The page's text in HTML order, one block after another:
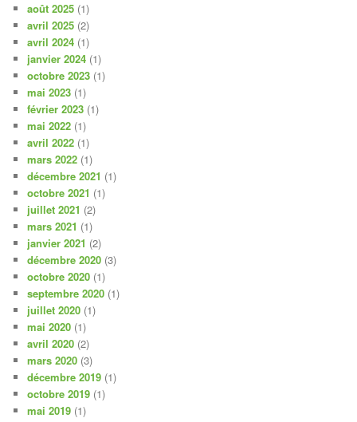
août 2025 (1)
avril 2025 (2)
avril 2024 (1)
janvier 2024 (1)
octobre 2023 (1)
mai 2023 (1)
février 2023 (1)
mai 2022 (1)
avril 2022 (1)
mars 2022 (1)
décembre 2021 (1)
octobre 2021 (1)
juillet 2021 (2)
mars 2021 (1)
janvier 2021 (2)
décembre 2020 (3)
octobre 2020 (1)
septembre 2020 (1)
juillet 2020 (1)
mai 2020 (1)
avril 2020 (2)
mars 2020 (3)
décembre 2019 (1)
octobre 2019 (1)
mai 2019 (1)